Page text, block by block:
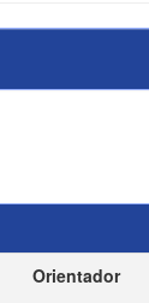
Orientador